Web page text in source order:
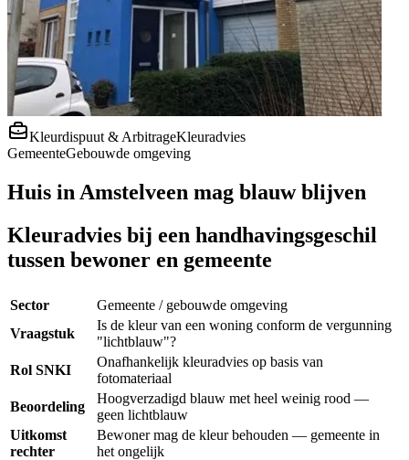
Kleurdispuut & ArbitrageKleuradvies
GemeenteGebouwde omgeving
Huis in Amstelveen mag blauw blijven
Kleuradvies bij een handhavingsgeschil
tussen bewoner en gemeente
Sector
Gemeente / gebouwde omgeving
Vraagstuk
Is de kleur van een woning conform de vergunning
"lichtblauw"?
Rol SNKI
Onafhankelijk kleuradvies op basis van
fotomateriaal
Beoordeling
Hoogverzadigd blauw met heel weinig rood —
geen lichtblauw
Uitkomst
rechter
Bewoner mag de kleur behouden — gemeente in
het ongelijk